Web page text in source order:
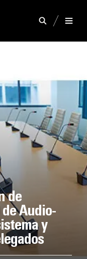
de
Audio-
y